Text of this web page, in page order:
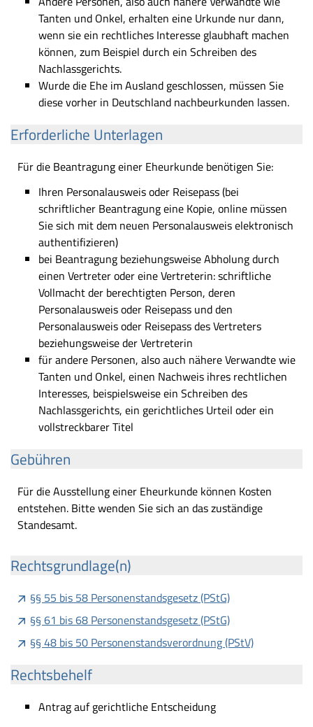
Tanten und Onkel, erhalten eine Urkunde nur dann,
wenn sie ein rechtliches Interesse glaubhaft machen
können, zum Beispiel durch ein Schreiben des
Nachlassgerichts.
Wurde die Ehe im Ausland geschlossen, müssen Sie
diese vorher in Deutschland nachbeurkunden lassen.
Erforderliche Unterlagen
Für die Beantragung einer Eheurkunde benötigen Sie:
Ihren Personalausweis oder Reisepass (bei
schriftlicher Beantragung eine Kopie, online müssen
Sie sich mit dem neuen Personalausweis elektronisch
authentifizieren)
bei Beantragung beziehungsweise Abholung durch
einen Vertreter oder eine Vertreterin: schriftliche
Vollmacht der berechtigten Person, deren
Personalausweis oder Reisepass und den
Personalausweis oder Reisepass des Vertreters
beziehungsweise der Vertreterin
für andere Personen, also auch nähere Verwandte wie
Tanten und Onkel, einen Nachweis ihres rechtlichen
Interesses, beispielsweise ein Schreiben des
Nachlassgerichts, ein gerichtliches Urteil oder ein
vollstreckbarer Titel
Gebühren
Für die Ausstellung einer Eheurkunde können Kosten
entstehen. Bitte wenden Sie sich an das zuständige
Standesamt.
Rechtsgrundlage(n)
§§ 55 bis 58 Personenstandsgesetz (PStG)
§§ 61 bis 68 Personenstandsgesetz (PStG)
§§ 48 bis 50 Personenstandsverordnung (PStV)
Rechtsbehelf
Antrag auf gerichtliche Entscheidung